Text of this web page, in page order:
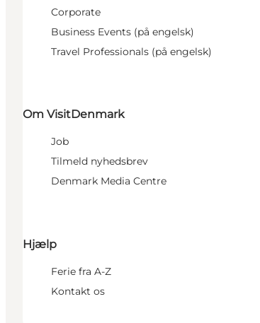
Corporate
Business Events (på engelsk)
Travel Professionals (på engelsk)
Om VisitDenmark
Job
Tilmeld nyhedsbrev
Denmark Media Centre
Hjælp
Ferie fra A-Z
Kontakt os